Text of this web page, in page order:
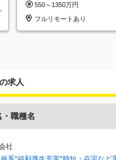
550～1350万円
フルリモートあり
求人
・職種名
社